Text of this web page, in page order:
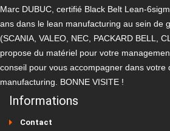
Marc DUBUC, certifié Black Belt Lean-
ans dans le lean manufacturing au sein de
(SCANIA, VALEO, NEC, PACKARD BELL,
propose du matériel pour votre
conseil pour vous accompagner dans votre
manufacturing. BONNE VISITE !
Informations
Contact